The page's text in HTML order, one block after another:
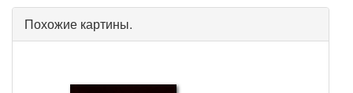
Похожие картины.